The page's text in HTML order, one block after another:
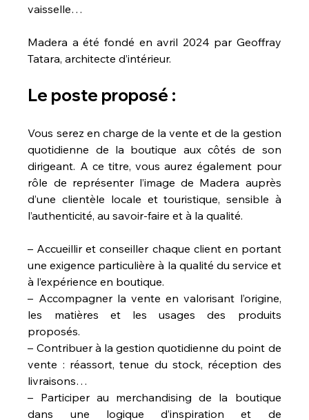
vaisselle…
Madera a été fondé en avril 2024 par Geoffray
Tatara, architecte d’intérieur.
Le poste proposé :
Vous serez en charge de la vente et de la gestion
quotidienne de la boutique aux côtés de son
dirigeant. A ce titre, vous aurez également pour
rôle de représenter l’image de Madera auprès
d’une clientèle locale et touristique, sensible à
l’authenticité, au savoir-faire et à la qualité.
– Accueillir et conseiller chaque client en portant
une exigence particulière à la qualité du service et
à l’expérience en boutique.
– Accompagner la vente en valorisant l’origine,
les matières et les usages des produits
proposés.
– Contribuer à la gestion quotidienne du point de
vente : réassort, tenue du stock, réception des
livraisons…
– Participer au merchandising de la boutique
dans une logique d’inspiration et de